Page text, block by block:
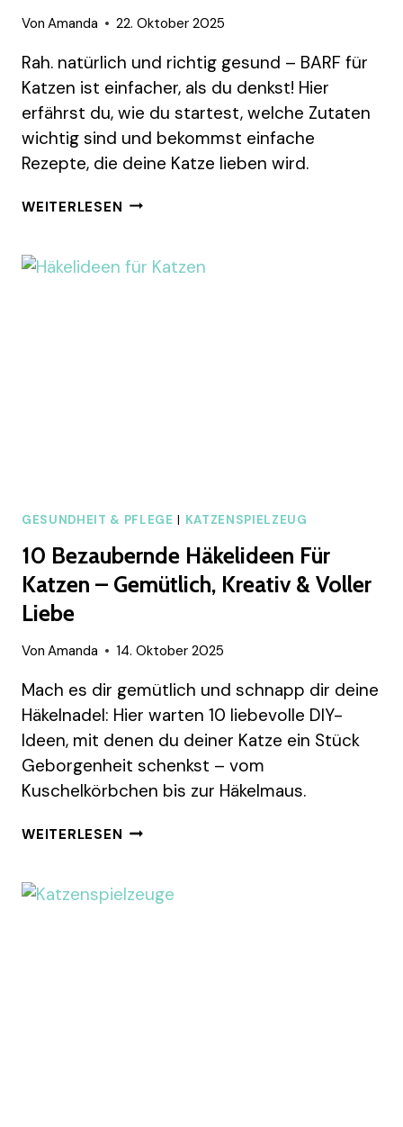
Von Amanda 22. Oktober 2025
Rah. natürlich und richtig gesund – BARF für
Katzen ist einfacher, als du denkst! Hier
erfährst du, wie du startest, welche Zutaten
wichtig sind und bekommst einfache
Rezepte, die deine Katze lieben wird.
WEITERLESEN BARF
LEICHT
GESUNDHEIT & PFLEGE | KATZENSPIELZEUG
10 Bezaubernde Häkelideen Für
Katzen – Gemütlich, Kreativ & Voller
Liebe
Von Amanda 14. Oktober 2025
Mach es dir gemütlich und schnapp dir deine
Häkelnadel: Hier warten 10 liebevolle DIY-
Ideen, mit denen du deiner Katze ein Stück
Geborgenheit schenkst – vom
Kuschelkörbchen bis zur Häkelmaus.
WEITERLESEN 10
FÜR
KATZEN